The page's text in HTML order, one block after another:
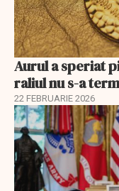
Aurul a speriat
raliul nu s-a
22 FEBRUARIE 2026